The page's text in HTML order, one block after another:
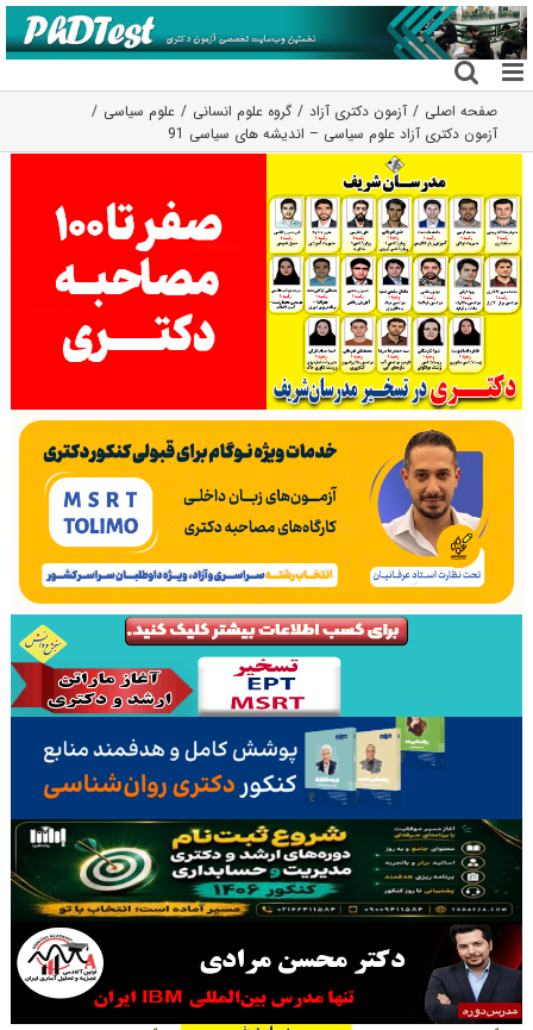
رفتن
به
محتوا
صفحه اصلی آزمون دکتری آزاد گروه علوم انسانی
علوم سیاسی
آزمون دکتری آزاد علوم سیاسی – اندیشه های سیاسی 91